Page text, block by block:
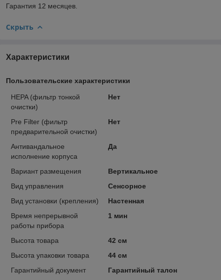
Гарантия 12 месяцев.
Скрыть
Характеристики
Пользовательские характеристики
HEPA (фильтр тонкой
очистки)
Нет
Pre Filter (фильтр
предварительной очистки)
Нет
Антивандальное
исполнение корпуса
Да
Вариант размещения
Вертикальное
Вид управления
Сенсорное
Вид установки (крепления)
Настенная
Время непрерывной
работы прибора
1 мин
Высота товара
42 см
Высота упаковки товара
44 см
Гарантийный документ
Гарантийный талон